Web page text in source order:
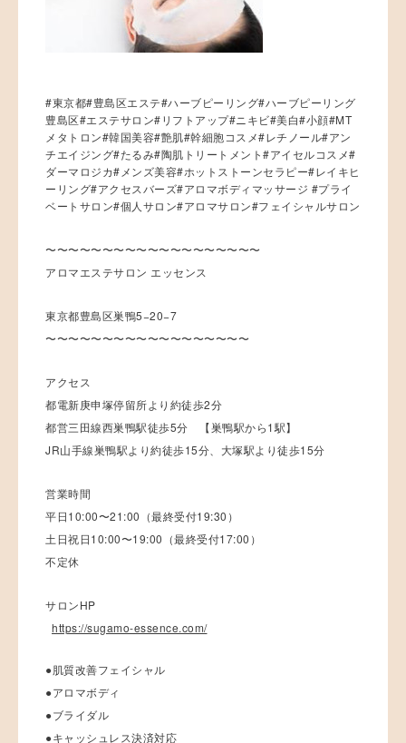
#東京都#豊島区エステ#ハーブピーリング#ハーブピーリング
豊島区#エステサロン#リフトアップ#ニキビ#美白#小顔#MT
メタトロン#韓国美容#艶肌#幹細胞コスメ#レチノール#アン
チエイジング#たるみ#陶肌トリートメント#アイセルコスメ#
ダーマロジカ#メンズ美容#ホットストーンセラピー#レイキヒ
ーリング#アクセスバーズ#アロマボディマッサージ #プライ
ベートサロン#個人サロン#アロマサロン#フェイシャルサロン
〜〜〜〜〜〜〜〜〜〜〜〜〜〜〜〜〜〜〜
アロマエステサロン エッセンス
東京都豊島区巣鴨5−20−7
〜〜〜〜〜〜〜〜〜〜〜〜〜〜〜〜〜〜
アクセス
都電新庚申塚停留所より約徒歩2分
都営三田線西巣鴨駅徒歩5分 【巣鴨駅から1駅】
JR山手線巣鴨駅より約徒歩15分、大塚駅より徒歩15分
営業時間
平日10:00〜21:00（最終受付19:30）
土日祝日10:00〜19:00（最終受付17:00）
不定休
サロンHP
https://sugamo-essence.com/
●肌質改善フェイシャル
●アロマボディ
●ブライダル
●キャッシュレス決済対応